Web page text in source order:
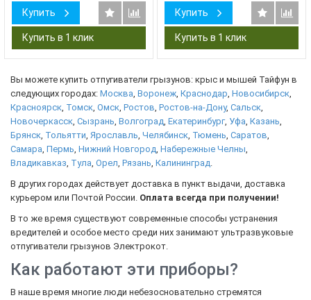
Купить Купить
Вы можете купить отпугиватели грызунов: крыс и мышей Тайфун в
следующих городах: Москва, Воронеж, Краснодар, Новосибирск,
Красноярск, Томск, Омск, Ростов, Ростов-на-Дону, Сальск,
Новочеркасск, Сызрань, Волгоград, Екатеринбург, Уфа, Казань,
Брянск, Тольятти, Ярославль, Челябинск, Тюмень, Саратов,
Самара, Пермь, Нижний Новгород, Набережные Челны,
Владикавказ, Тула, Орел, Рязань, Калининград.
В других городах действует доставка в пункт выдачи, доставка
курьером или Почтой России. Оплата всегда при получении!
В то же время существуют современные способы устранения
вредителей и особое место среди них занимают ультразвуковые
отпугиватели грызунов Электрокот.
Как работают эти приборы?
В наше время многие люди небезосновательно стремятся